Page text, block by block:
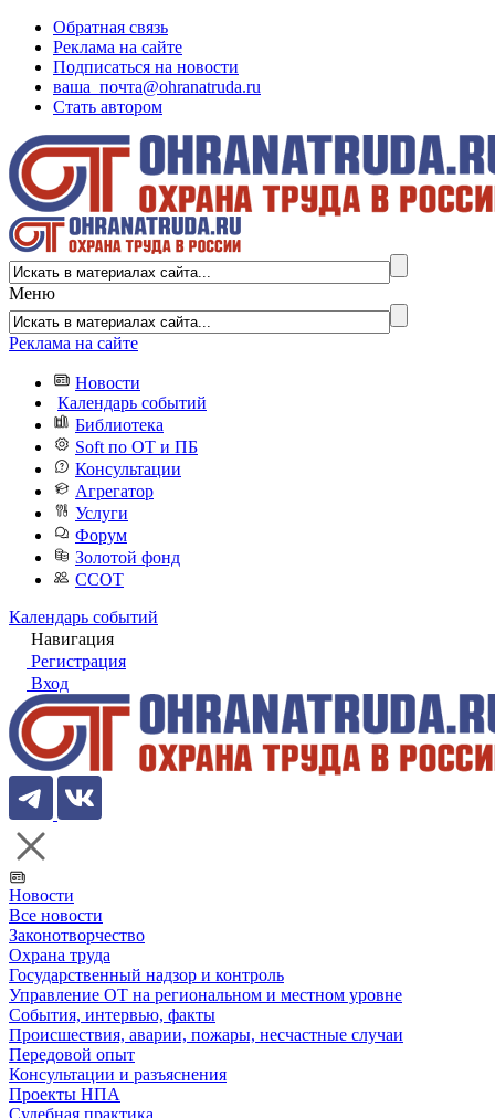
Обратная связь
Реклама на сайте
Подписаться на новости
ваша_почта@ohranatruda.ru
Стать автором
Меню
Реклама на сайте
Новости
Календарь событий
Библиотека
Soft по ОТ и ПБ
Консультации
Агрегатор
Услуги
Форум
Золотой фонд
ССОТ
Календарь событий
Навигация
Регистрация
Вход
Новости
Все новости
Законотворчество
Охрана труда
Государственный надзор и контроль
Управление ОТ на региональном и местном уровне
События, интервью, факты
Происшествия, аварии, пожары, несчастные случаи
Передовой опыт
Консультации и разъяснения
Проекты НПА
Судебная практика